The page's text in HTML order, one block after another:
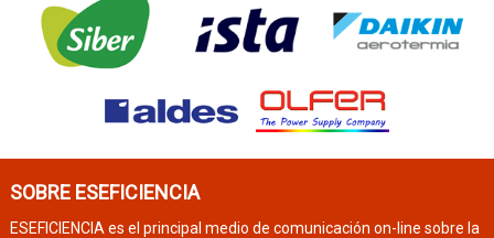
SOBRE ESEFICIENCIA
ESEFICIENCIA es el principal medio de comunicación on-line sobre la